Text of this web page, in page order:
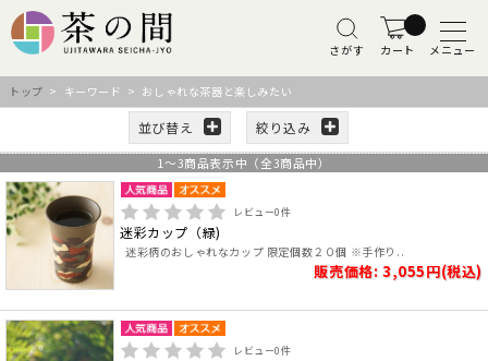
さがす カート メニュー
トップ > キーワード > おしゃれな茶器と楽しみたい
並び替え 絞り込み
1 ～3商品表示中（全3商品中）
レビュー0件
迷彩カップ（緑)
迷彩柄のおしゃれなカップ 限定個数２０個 ※手作り..
販売価格: 3,055円(税込)
レビュー0件